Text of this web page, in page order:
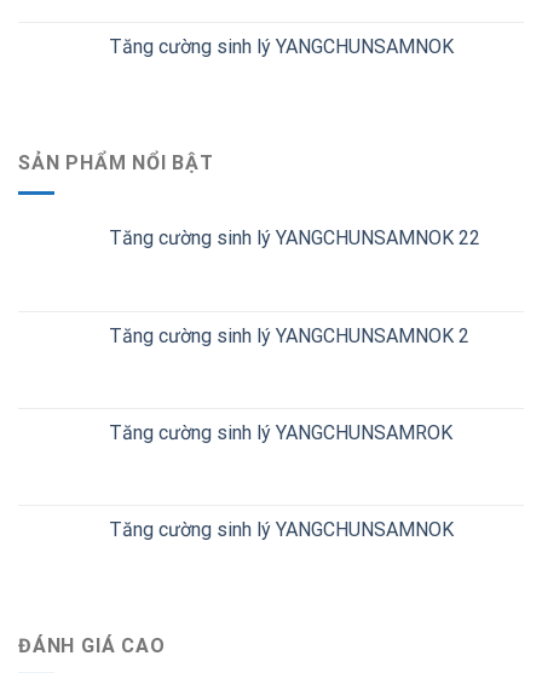
Tăng cường sinh lý YANGCHUNSAMNOK
SẢN PHẨM NỔI BẬT
Tăng cường sinh lý YANGCHUNSAMNOK 22
Tăng cường sinh lý YANGCHUNSAMNOK 2
Tăng cường sinh lý YANGCHUNSAMROK
Tăng cường sinh lý YANGCHUNSAMNOK
ĐÁNH GIÁ CAO